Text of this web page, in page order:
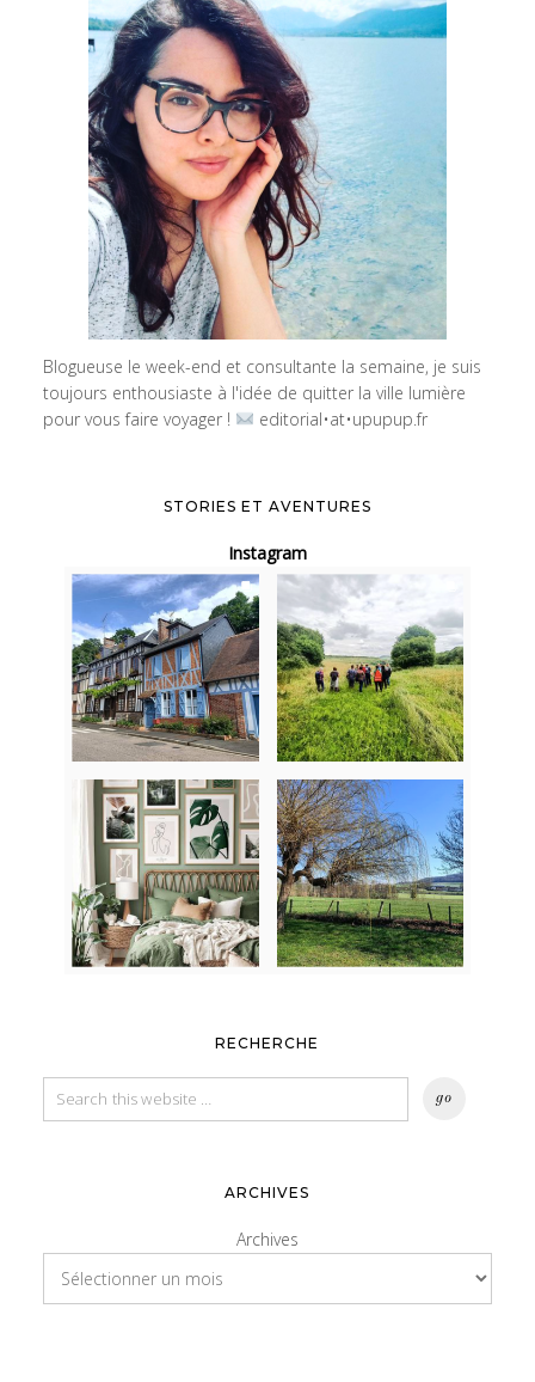
Blogueuse le week-end et consultante la semaine, je suis
toujours enthousiaste à l'idée de quitter la ville lumière
pour vous faire voyager !
editorial•at•upupup.fr
STORIES ET AVENTURES
Instagram
RECHERCHE
ARCHIVES
Archives